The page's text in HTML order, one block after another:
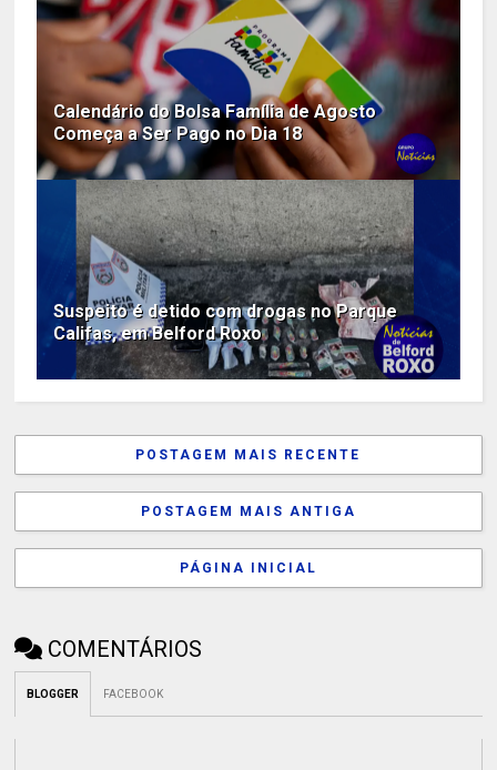
Calendário do Bolsa Família de Agosto
Começa a Ser Pago no Dia 18
Suspeito é detido com drogas no Parque
Califas, em Belford Roxo
POSTAGEM MAIS RECENTE
POSTAGEM MAIS ANTIGA
PÁGINA INICIAL
COMENTÁRIOS
BLOGGER FACEBOOK